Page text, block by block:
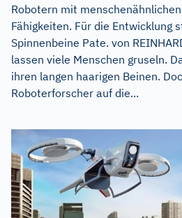
Robotern mit
Fähigkeiten. Für die Entwicklung
Spinnenbeine Pate. von
lassen viele Menschen gruseln.
ihren langen haarigen Beinen.
Roboterforscher auf die...